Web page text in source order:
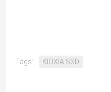
Tags: KIOXIA SSD